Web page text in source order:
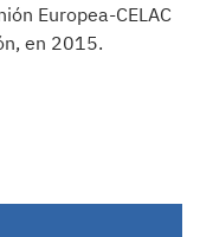
Europea-CELAC
en 2015.